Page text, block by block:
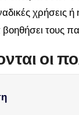
χρήσεις
τους
οι